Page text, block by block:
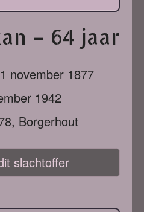
– 64 jaar
november 1877
1942
Borgerhout
slachtoffer